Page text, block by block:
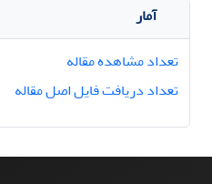
آمار
تعداد مشاهده مقاله
تعداد دریافت فایل اصل مقاله